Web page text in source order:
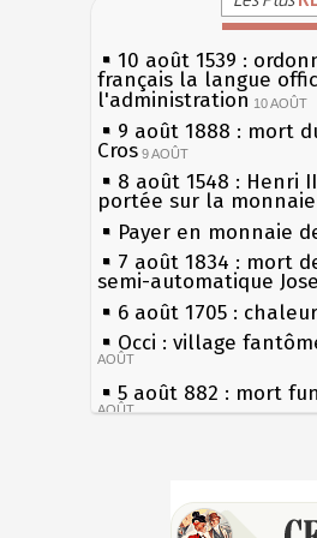
10 août 1539 :
français la langue
l'administration 10 AOÛT
9 août 1888 : mort
Cros 9 AOÛT
8 août 1548 : Henri
portée sur la monnaie
Payer en monnaie
7 août 1834 : mort
semi-automatique
6 août 1705 :
Occi : village
AOÛT
5 août 882 : mort
AOÛT
Rouelle 3 AOÛT
les siècles
27 mai 1610 :